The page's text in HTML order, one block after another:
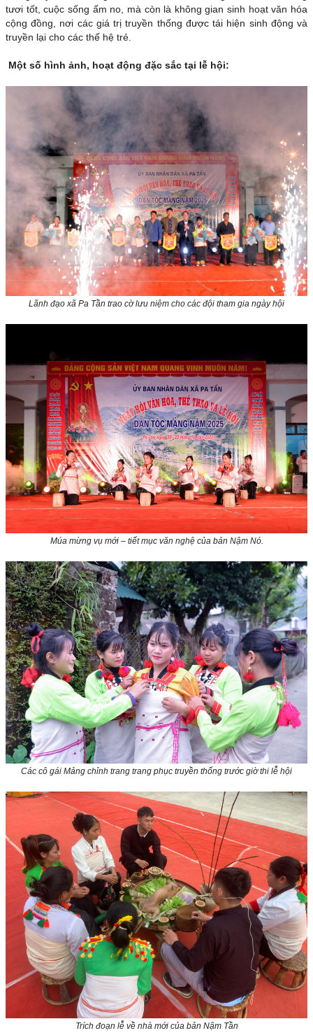
tươi tốt, cuộc sống ấm no, mà còn là không gian sinh hoạt văn hóa
cộng đồng, nơi các giá trị truyền thống được tái hiện sinh động và
truyền lại cho các thế hệ trẻ.
Một số hình ảnh, hoạt động đặc sắc tại lễ hội:
Lãnh đạo xã Pa Tần trao cờ lưu niệm cho các đội tham gia ngày hội
Múa mừng vụ mới – tiết mục văn nghệ của bản Nậm Nó.
Các cô gái Mảng chỉnh trang trang phục truyền thống trước giờ thi lễ hội
Trích đoạn lễ về nhà mới của bản Nậm Tần